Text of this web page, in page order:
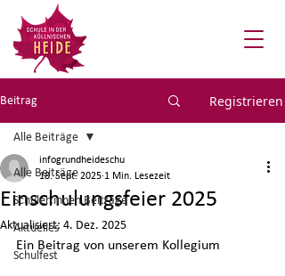
Beitrag Registrieren
Alle Beiträge
Schüler:innen Beiträge
Aktuelles
Schulfest
Alle Beiträge
Einschulungsfeier 2025
infogrundheideschu
18. Sept. 2025 1 Min. Lesezeit
Aktualisiert: 4. Dez. 2025
Ein Beitrag von unserem Kollegium